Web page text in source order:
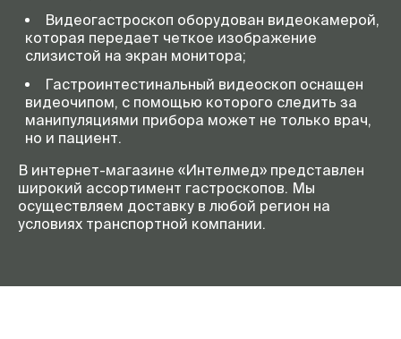
Видеогастроскоп оборудован видеокамерой,
которая передает четкое изображение
слизистой на экран монитора;
Гастроинтестинальный видеоскоп оснащен
видеочипом, с помощью которого следить за
манипуляциями прибора может не только врач,
но и пациент.
В интернет-магазине «Интелмед» представлен
широкий ассортимент гастроскопов. Мы
осуществляем доставку в любой регион на
условиях транспортной компании.